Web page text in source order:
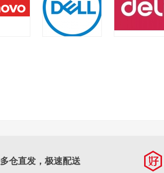
多仓直发，极速配送